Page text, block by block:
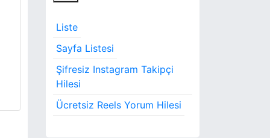
Liste
Sayfa Listesi
Şifresiz Instagram Takipçi
Hilesi
Ücretsiz Reels Yorum Hilesi